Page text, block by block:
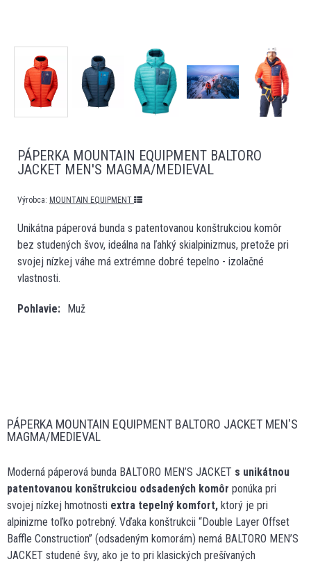
PÁPERKA MOUNTAIN EQUIPMENT BALTORO
JACKET MEN'S MAGMA/MEDIEVAL
Výrobca: MOUNTAIN EQUIPMENT
Unikátna páperová bunda s patentovanou konštrukciou komôr
bez studených švov, ideálna na ľahký skialpinizmus, pretože pri
svojej nízkej váhe má extrémne dobré tepelno - izolačné
vlastnosti.
Pohlavie Muž
PÁPERKA MOUNTAIN EQUIPMENT BALTORO JACKET MEN'S
MAGMA/MEDIEVAL
Moderná páperová bunda BALTORO MEN’S JACKET s unikátnou
patentovanou konštrukciou odsadených komôr ponúka pri
svojej nízkej hmotnosti extra tepelný komfort, ktorý je pri
alpinizme toľko potrebný. Vďaka konštrukcii “Double Layer Offset
Baffle Construction” (odsadeným komorám) nemá BALTORO MEN’S
JACKET studené švy, ako je to pri klasických prešívaných